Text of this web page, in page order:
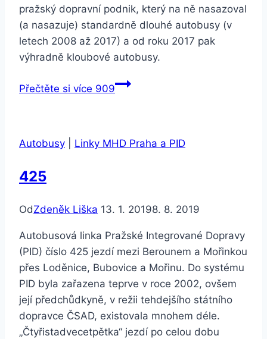
pražský dopravní podnik, který na ně nasazoval
(a nasazuje) standardně dlouhé autobusy (v
letech 2008 až 2017) a od roku 2017 pak
výhradně kloubové autobusy.
Přečtěte si více 909
Autobusy Linky MHD Praha a PID
425
OdZdeněk Liška 13. 1. 20198. 8. 2019
Autobusová linka Pražské Integrované Dopravy
(PID) číslo 425 jezdí mezi Berounem a Mořinkou
přes Loděnice, Bubovice a Mořinu. Do systému
PID byla zařazena teprve v roce 2002, ovšem
její předchůdkyně, v režii tehdejšího státního
dopravce ČSAD, existovala mnohem déle.
„Čtyřistadvecetpětka“ jezdí po celou dobu